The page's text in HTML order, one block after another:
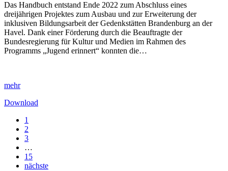
Das Handbuch entstand Ende 2022 zum Abschluss eines
dreijährigen Projektes zum Ausbau und zur Erweiterung der
inklusiven Bildungsarbeit der Gedenkstätten Brandenburg an der
Havel. Dank einer Förderung durch die Beauftragte der
Bundesregierung für Kultur und Medien im Rahmen des
Programms „Jugend erinnert“ konnten die…
mehr
Download
1
2
3
…
15
nächste